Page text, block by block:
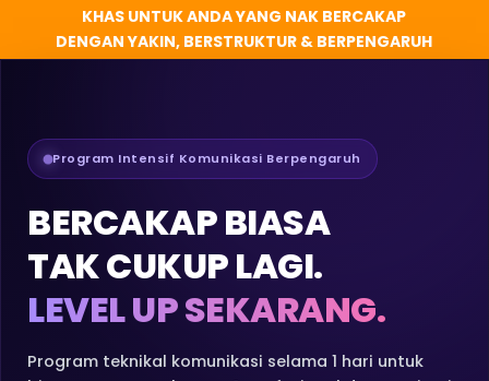
KHAS UNTUK ANDA YANG NAK BERCAKAP
DENGAN YAKIN, BERSTRUKTUR & BERPENGARUH
Program Intensif Komunikasi Berpengaruh
BERCAKAP BIASA
TAK CUKUP LAGI.
LEVEL UP SEKARANG.
Program teknikal komunikasi selama 1 hari untuk